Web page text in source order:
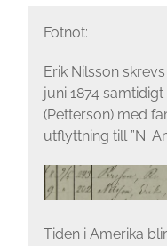
Fotnot:
Erik Nilsson
juni 1874
(Petterson) med
utflyttning till ”N.
Tiden i Amerika